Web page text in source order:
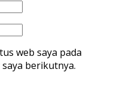
web saya pada
berikutnya.